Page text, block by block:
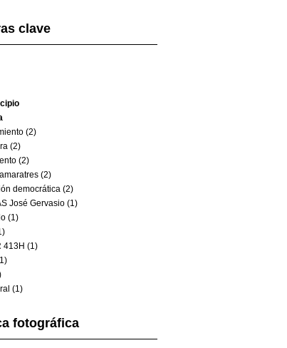
clave
(2)
(2)
(2)
(2)
democrática (2)
José Gervasio (1)
(1)
413H (1)
(1)
fotográfica